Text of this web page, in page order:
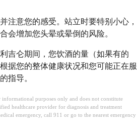
注意您的感受。站立时要特别小心，
会增加您头晕或晕倒的风险。
吉仑期间，您饮酒的量（如果有的
据您的整体健康状况和您可能正在服
指导。
purposes only and does not constitute
healthcare provider for diagnosis and treatment
emergency, call 911 or go to the nearest emergency